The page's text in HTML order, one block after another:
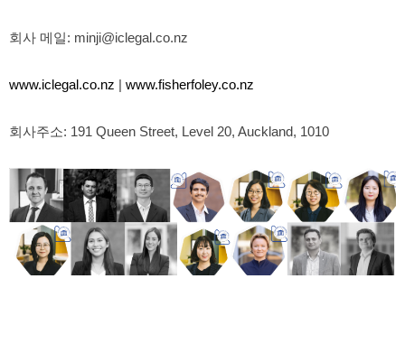
회사 메일: minji@iclegal.co.nz
www.iclegal.co.nz | www.fisherfoley.co.nz
회사주소: 191 Queen Street, Level 20, Auckland, 1010